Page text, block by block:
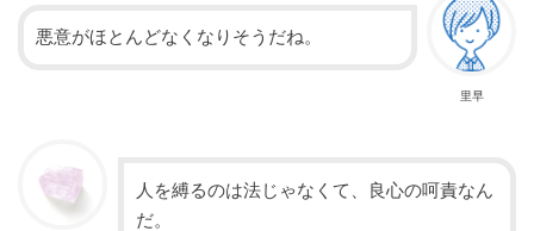
里早
悪意がほとんどなくなりそうだね。
人を縛るのは法じゃなくて、良心の呵責なん
だ。